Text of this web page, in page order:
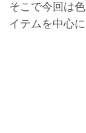
そこで今回は
イテムを中心